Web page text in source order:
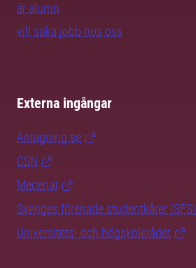
är alumn
vill söka jobb hos oss
Externa ingångar
Antagning.se
CSN
Mecenat
Sveriges förenade studentkårer (SFS)
Universitets- och högskolerådet